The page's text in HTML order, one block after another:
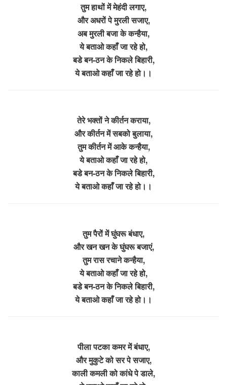
तुम हाथों में मेहंदी लगाए,
और अधरों पे मुरली सजाए,
अब मुरली बजा के कन्हैया,
ये बताओ कहाँ जा रहे हो,
बडे बन-ठन के निकले बिहारी,
ये बताओ कहाँ जा रहे हो।।
तेरे भक्तों ने कीर्तन कराया,
और कीर्तन में सबको बुलाया,
तुम कीर्तन में आके कन्हैया,
ये बताओ कहाँ जा रहे हो,
बडे बन-ठन के निकले बिहारी,
ये बताओ कहाँ जा रहे हो।।
तुम पैरों में घुंघरू बंधाए,
और खन खन के घुंघरू बजाएं,
तुम रास रचाने कन्हैया,
ये बताओ कहाँ जा रहे हो,
बडे बन-ठन के निकले बिहारी,
ये बताओ कहाँ जा रहे हो।।
पीला पटका कमर में बंधाए,
और मुकुटे को सर पे सजाए,
काली कमली को कांधे पे डाले,